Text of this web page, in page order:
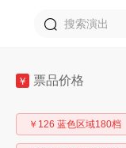
￥ 票品价格
￥126 蓝色区域180档